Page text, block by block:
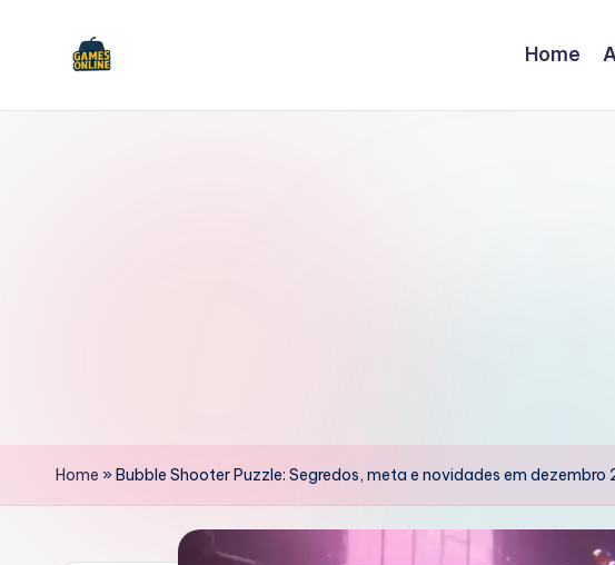
F
Home
Home »Bubble Shooter Puzzle: Segredos, meta e novidades em dezembro